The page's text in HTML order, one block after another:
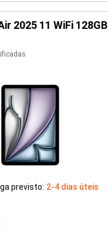
2025 11 WiFi 128GB
previsto: 2-4 dias úteis